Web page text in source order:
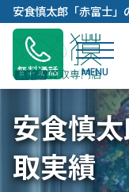
安食慎太郎「赤富士」
無料通話
安食慎
取実績